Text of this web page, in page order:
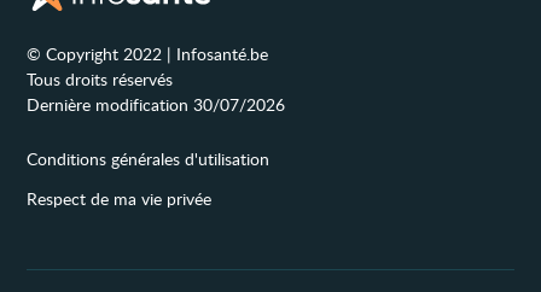
© Copyright 2022 | Infosanté.be
Tous droits réservés
Dernière modification 30/07/2026
Conditions générales d'utilisation
Respect de ma vie privée